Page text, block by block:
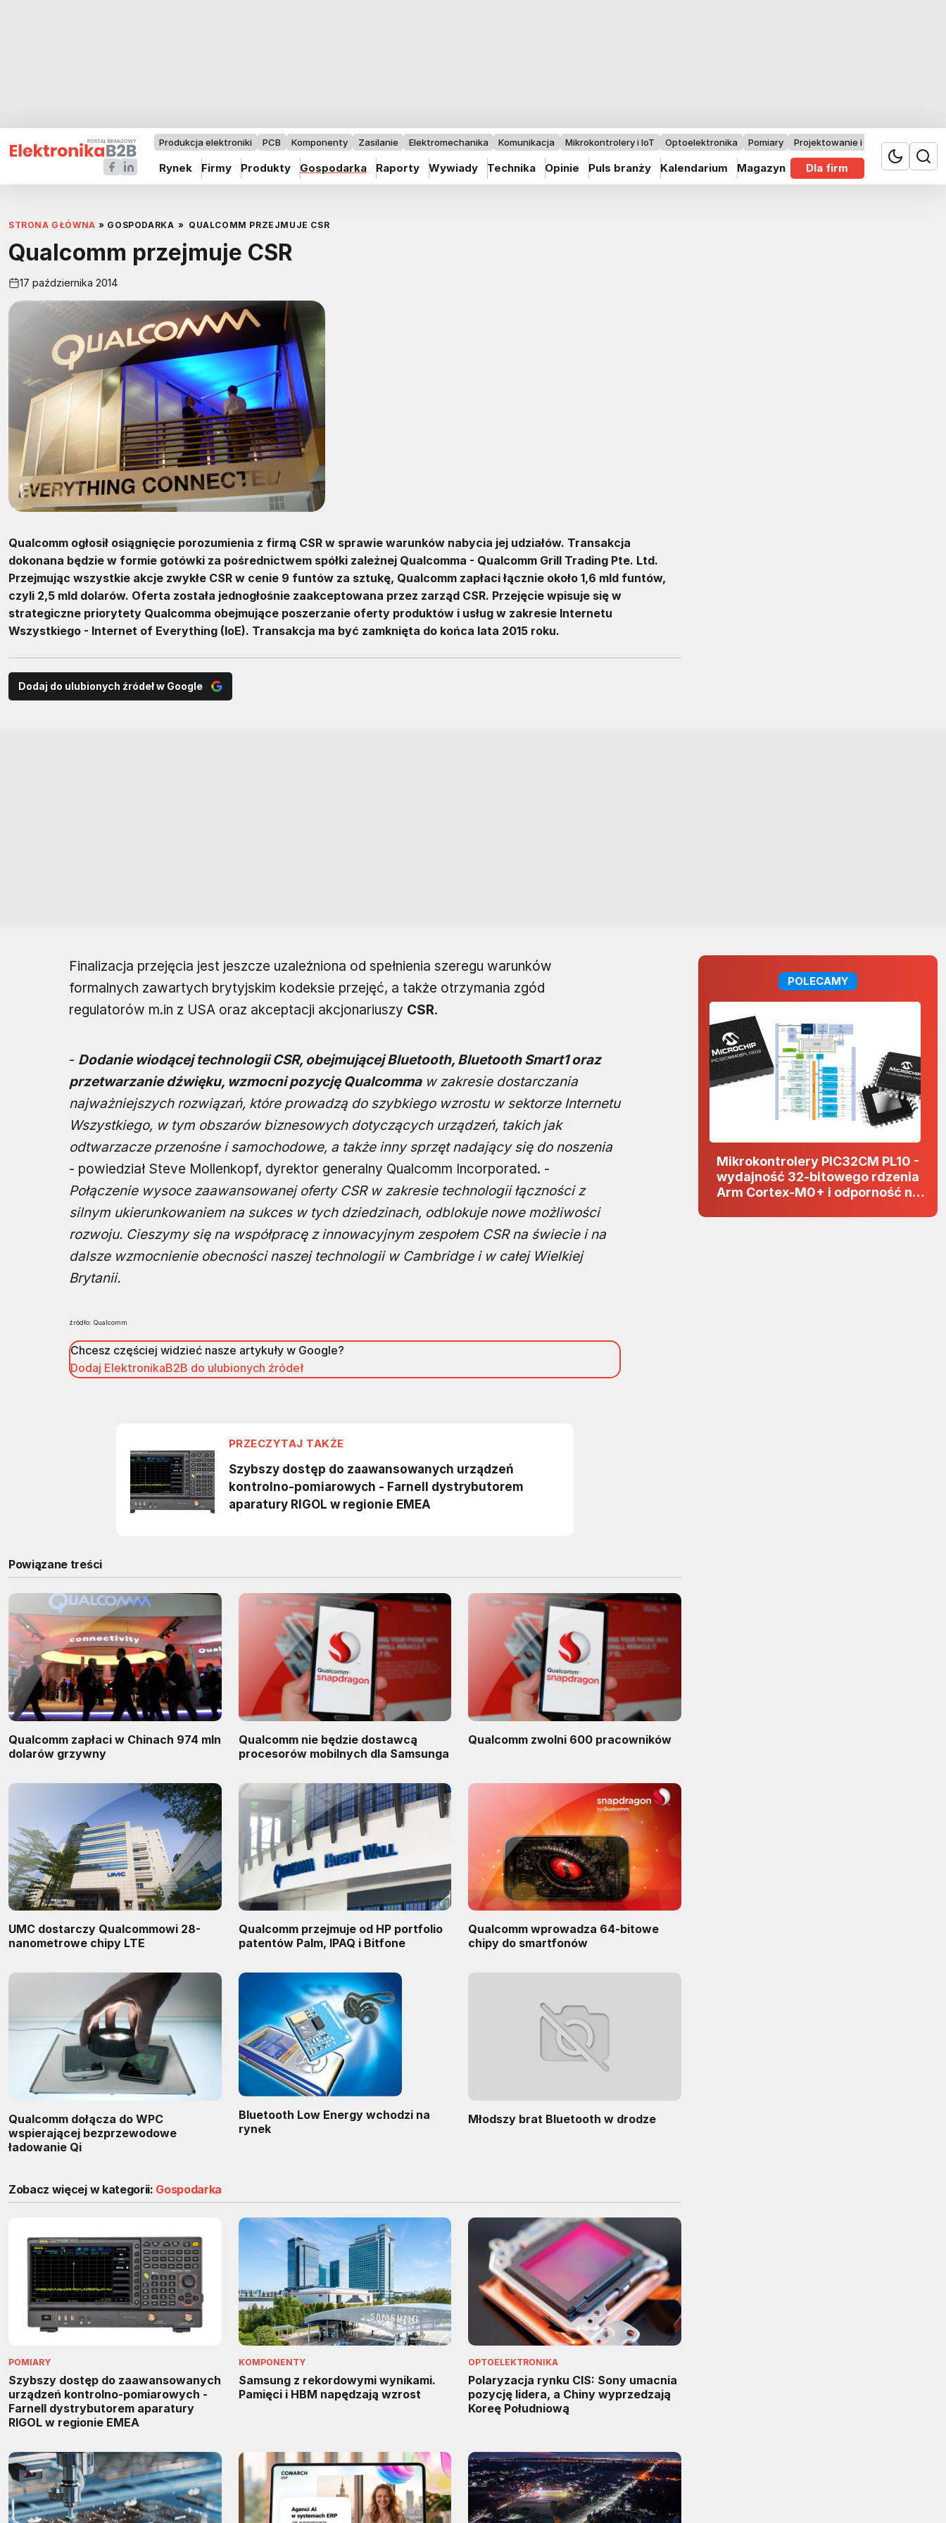
Produkcja elektroniki PCB Komponenty Zasilanie Elektromechanika Komunikacja Mikrokontrolery i IoT Optoelektronika Pomiary Projektowanie i badania
Rynek Firmy Produkty Gospodarka Raporty Wywiady Technika Opinie Puls branży Kalendarium Magazyn Dla firm
STRONA GŁÓWNA » GOSPODARKA » QUALCOMM PRZEJMUJE CSR
Qualcomm przejmuje CSR
17 października 2014
Qualcomm ogłosił ​​osiągnięcie porozumienia z firmą CSR w sprawie warunków nabycia jej udziałów. Transakcja
dokonana będzie w formie gotówki za pośrednictwem spółki zależnej Qualcomma - Qualcomm Grill Trading Pte. Ltd.
Przejmując wszystkie akcje zwykłe CSR w cenie 9 funtów za sztukę, Qualcomm zapłaci łącznie około 1,6 mld funtów,
czyli 2,5 mld dolarów. Oferta została jednogłośnie zaakceptowana przez zarząd CSR. Przejęcie wpisuje się w
strategiczne priorytety Qualcomma obejmujące poszerzanie oferty produktów i usług w zakresie Internetu
Wszystkiego - Internet of Everything (IoE). Transakcja ma być zamknięta do końca lata 2015 roku.
Dodaj do ulubionych źródeł w Google
Finalizacja przejęcia jest jeszcze uzależniona od spełnienia szeregu warunków
formalnych zawartych brytyjskim kodeksie przejęć, a także otrzymania zgód
regulatorów m.in z USA oraz akceptacji akcjonariuszy CSR.
- Dodanie wiodącej technologii CSR, obejmującej Bluetooth, Bluetooth Smart1 oraz
przetwarzanie dźwięku, wzmocni pozycję Qualcommaw zakresie dostarczania
najważniejszych rozwiązań, które prowadzą do szybkiego wzrostu w sektorze Internetu
Wszystkiego, w tym obszarów biznesowych dotyczących urządzeń, takich jak
odtwarzacze przenośne i samochodowe, a także inny sprzęt nadający się do noszenia
- powiedział Steve Mollenkopf, dyrektor generalny Qualcomm Incorporated. -
Połączenie wysoce zaawansowanej oferty CSR w zakresie technologii łączności z
silnym ukierunkowaniem na sukces w tych dziedzinach, odblokuje nowe możliwości
rozwoju. Cieszymy się na współpracę z innowacyjnym zespołem CSR na świecie i na
dalsze wzmocnienie obecności naszej technologii w Cambridge i w całej Wielkiej
Brytanii.
źródło: Qualcomm
Chcesz częściej widzieć nasze artykuły w Google?
Dodaj ElektronikaB2B do ulubionych źródeł
Powiązane treści
Qualcomm zapłaci w Chinach 974 mln
dolarów grzywny
Qualcomm nie będzie dostawcą
procesorów mobilnych dla Samsunga
Qualcomm zwolni 600 pracowników
UMC dostarczy Qualcommowi 28-
nanometrowe chipy LTE
Qualcomm przejmuje od HP portfolio
patentów Palm, IPAQ i Bitfone
Qualcomm wprowadza 64-bitowe
chipy do smartfonów
Qualcomm dołącza do WPC
wspierającej bezprzewodowe
ładowanie Qi
Bluetooth Low Energy wchodzi na
rynek
Młodszy brat Bluetooth w drodze
Zobacz więcej w kategorii: Gospodarka
POMIARY
Szybszy dostęp do zaawansowanych
urządzeń kontrolno-pomiarowych -
Farnell dystrybutorem aparatury
RIGOL w regionie EMEA
KOMPONENTY
Samsung z rekordowymi wynikami.
Pamięci i HBM napędzają wzrost
OPTOELEKTRONIKA
Polaryzacja rynku CIS: Sony umacnia
pozycję lidera, a Chiny wyprzedzają
Koreę Południową
POLECAMY
Mikrokontrolery PIC32CM PL10 -
wydajność 32-bitowego rdzenia
Arm Cortex-M0+ i odporność na